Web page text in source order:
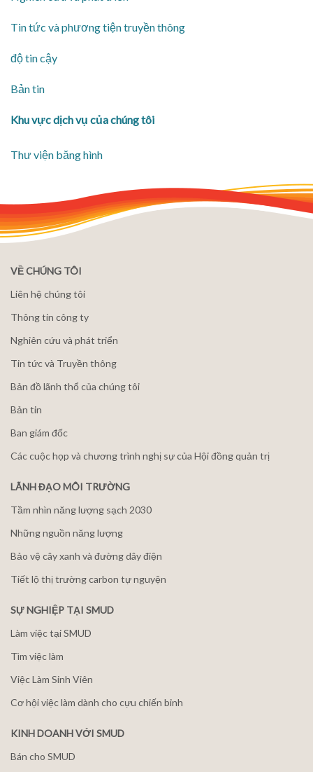
​Tin tức và phương tiện truyền thông
độ tin cậy
Bản tin
Khu vực dịch vụ của chúng tôi
Thư viện băng hình
VỀ CHÚNG TÔI
Liên hệ chúng tôi
Thông tin công ty
Nghiên cứu và phát triển
Tin tức và Truyền thông
Bản đồ lãnh thổ của chúng tôi
Bản tin
Ban giám đốc
Các cuộc họp và chương trình nghị sự của Hội đồng quản trị
LÃNH ĐẠO MÔI TRƯỜNG
Tầm nhìn năng lượng sạch 2030
Những nguồn năng lượng
Bảo vệ cây xanh và đường dây điện
Tiết lộ thị trường carbon tự nguyện
SỰ NGHIỆP TẠI SMUD
Làm việc tại SMUD
Tìm việc làm
Việc Làm Sinh Viên
Cơ hội việc làm dành cho cựu chiến binh
KINH DOANH VỚI SMUD
Bán cho SMUD